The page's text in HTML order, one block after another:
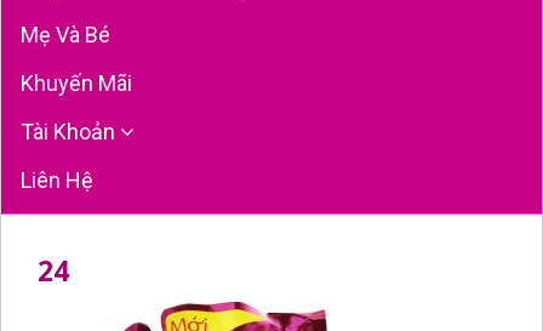
Mẹ Và Bé
Khuyến Mãi
Tài Khoản
Liên Hệ
24